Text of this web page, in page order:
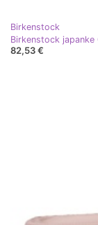
Birkenstock
Birkenstock japanke
82,53 €